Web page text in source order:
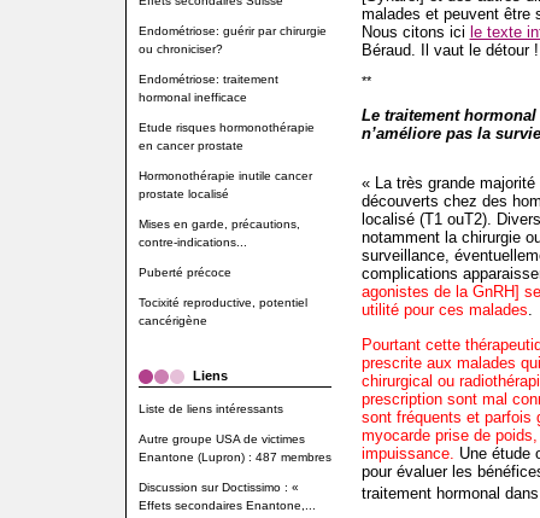
Endométriose: guérir par chirurgie
ou chroniciser?
Endométriose: traitement
hormonal inefficace
Etude risques hormonothérapie
en cancer prostate
Hormonothérapie inutile cancer
prostate localisé
Mises en garde, précautions,
contre-indications...
Puberté précoce
Tocixité reproductive, potentiel
cancérigène
Liens
Liste de liens intéressants
Autre groupe USA de victimes
Enantone (Lupron) : 487 membres
Discussion sur Doctissimo : «
Effets secondaires Enantone,...
malades et peuvent être
Nous citons ici le texte
Béraud. Il vaut le détour
**
Le traitement
n’améliore pas la survie
« La très grande
découverts chez des
localisé (T1 ouT2).
notamment la chirurgie
surveillance,
complications
agonistes de la GnRH]
utilité pour ces malades.
Pourtant cette
prescrite aux malades
chirurgical ou
prescription sont mal
sont fréquents et parfois
myocarde prise de
impuissance. Une étude
pour évaluer les
traitement hormonal